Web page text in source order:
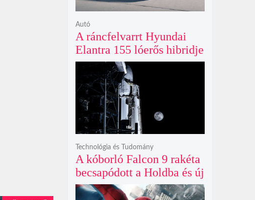
A ráncfelvarrt Hyundai
Elantra 155 lóerős hibridje
és prémium utastere
komoly belsőtéri ugrást
hoz
Autó
A kóborló Falcon 9 rakéta
becsapódott a Holdba és új
krátert hagyott maga után
Technológia és Tudomány